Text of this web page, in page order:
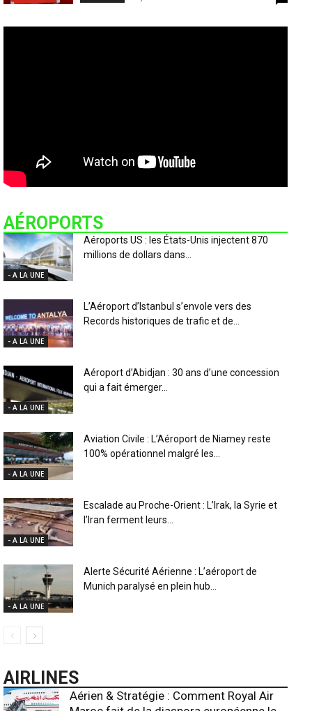
AÉROPORTS
- A LA UNE
Aéroports US : les États-Unis injectent 870
millions de dollars dans...
- A LA UNE
L’Aéroport d’Istanbul s’envole vers des
Records historiques de trafic et de...
- A LA UNE
Aéroport d’Abidjan : 30 ans d’une concession
qui a fait émerger...
- A LA UNE
Aviation Civile : L’Aéroport de Niamey reste
100% opérationnel malgré les...
- A LA UNE
Escalade au Proche-Orient : L’Irak, la Syrie et
l’Iran ferment leurs...
- A LA UNE
Alerte Sécurité Aérienne : L’aéroport de
Munich paralysé en plein hub...
AIRLINES
Aérien & Stratégie : Comment Royal Air